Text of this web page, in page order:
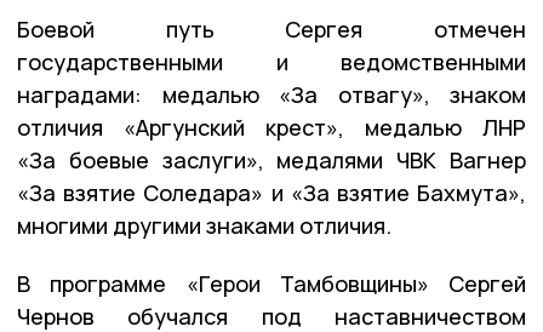
Боевой путь Сергея отмечен
государственными и ведомственными
наградами: медалью «За отвагу», знаком
отличия «Аргунский крест», медалью ЛНР
«За боевые заслуги», медалями ЧВК Вагнер
«За взятие Соледара» и «За взятие Бахмута»,
многими другими знаками отличия.
В программе «Герои Тамбовщины» Сергей
Чернов обучался под наставничеством